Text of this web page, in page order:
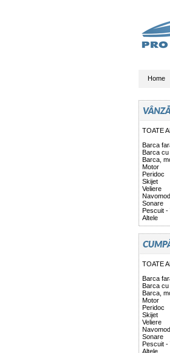
Home
TOATE
Barca
Barca cu
Barca,
Motor
Peridoc
Skijet
Veliere
Sonare
Pescuit -
Altele
TOATE
Barca
Barca cu
Barca,
Motor
Peridoc
Skijet
Veliere
Sonare
Pescuit -
Altele